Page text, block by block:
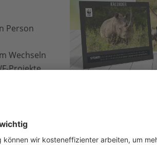
Begrüßungspaket
Person
Wechseln
Projekte
ein Plüschtier.
abgestimmt. Viel Spaß beim